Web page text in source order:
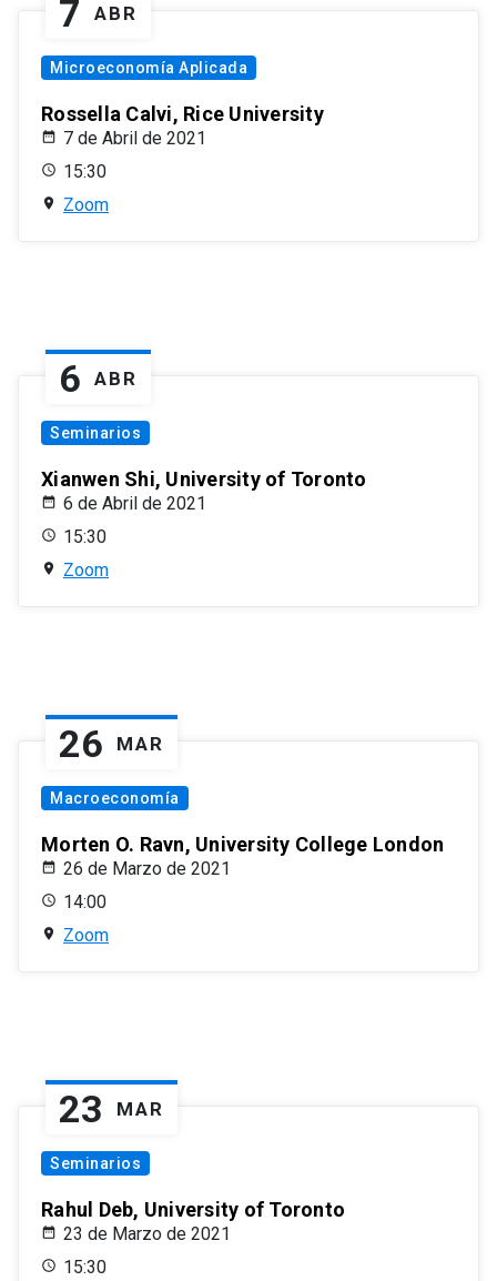
7 ABR
Microeconomía Aplicada
Rossella Calvi, Rice University
7 de Abril de 2021
15:30
Zoom
6 ABR
Seminarios
Xianwen Shi, University of Toronto
6 de Abril de 2021
15:30
Zoom
26 MAR
Macroeconomía
Morten O. Ravn, University College London
26 de Marzo de 2021
14:00
Zoom
23 MAR
Seminarios
Rahul Deb, University of Toronto
23 de Marzo de 2021
15:30